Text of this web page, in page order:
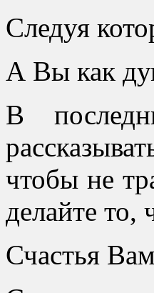
Следуя
А Вы как
В
чтобы не
делайте то,
Счастья